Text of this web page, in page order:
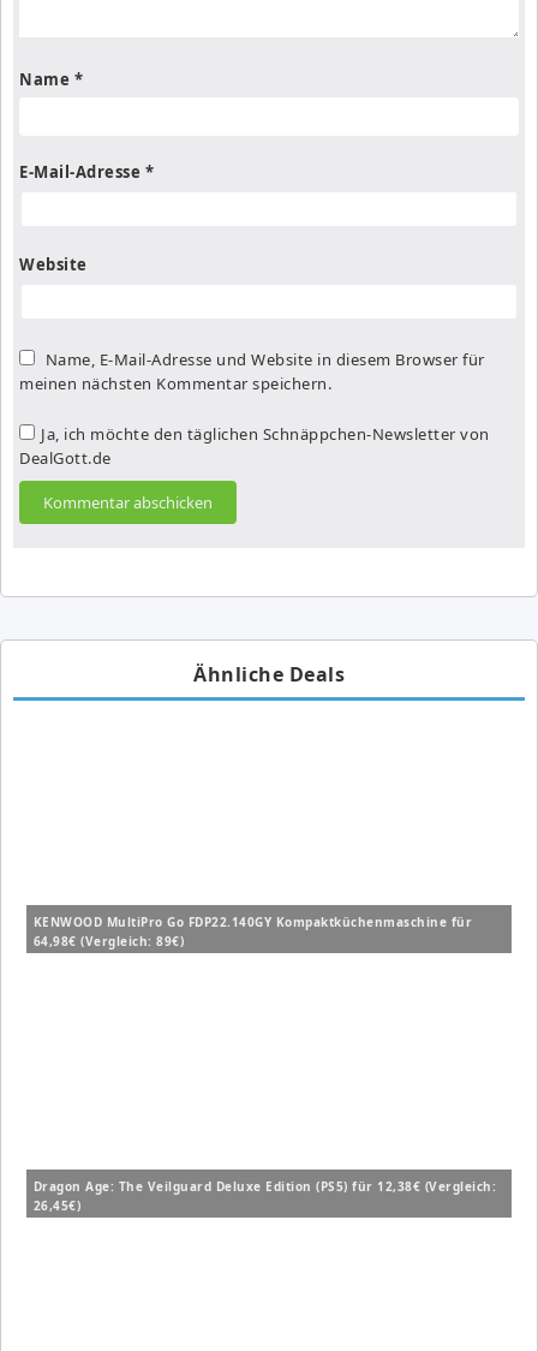
Name *
E-Mail-Adresse *
Website
Name, E-Mail-Adresse und Website in diesem Browser für
meinen nächsten Kommentar speichern.
Ja, ich möchte den täglichen Schnäppchen-Newsletter von
DealGott.de
Ähnliche Deals
KENWOOD MultiPro Go FDP22.140GY Kompaktküchenmaschine für
64,98€ (Vergleich: 89€)
Dragon Age: The Veilguard Deluxe Edition (PS5) für 12,38€ (Vergleich:
26,45€)